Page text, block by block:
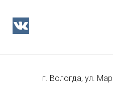
г. Вологда, ул.